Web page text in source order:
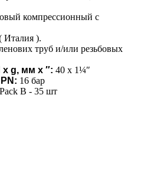
компрессионный с
Италия ).
труб и/или резьбовых
g, мм x ″: 40 х 1¼″
: 16 бар
Pack B - 35 шт